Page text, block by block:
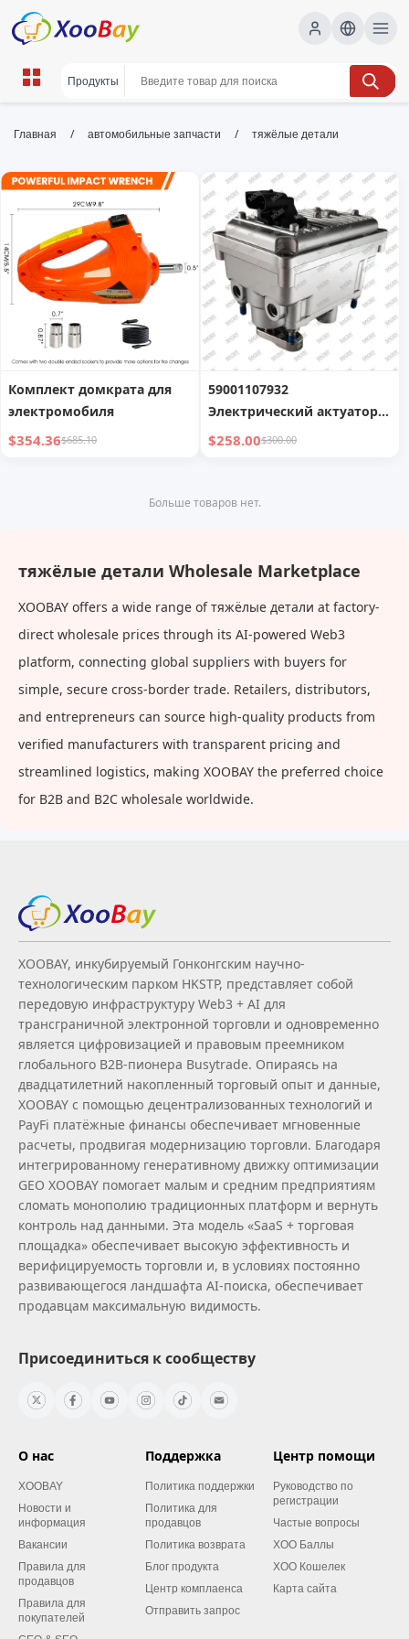
тяжёлые детали | XOOBAY B2B/B2C
тяжёлые детали, промышленная продукция,
запчасти, wholesale тяжёлые детали, XOOBAY
Высококачественные тяжёлые детали для машиностроения
и оборудования, купить выгодно сейчас
Главная / автомобильные запчасти / тяжёлые детали
Комплект домкрата для
электромобиля
$354.36$685.10
59001107932
Электрический актуатор
турбокомпрессора
$258.00$300.00
Больше товаров нет.
тяжёлые детали Wholesale Marketplace
XOOBAY offers a wide range of тяжёлые детали at factory-
direct wholesale prices through its AI-powered Web3
platform, connecting global suppliers with buyers for
simple, secure cross-border trade. Retailers, distributors,
and entrepreneurs can source high-quality products from
verified manufacturers with transparent pricing and
streamlined logistics, making XOOBAY the preferred choice
for B2B and B2C wholesale worldwide.
XOOBAY, инкубируемый Гонконгским научно-
технологическим парком HKSTP, представляет собой
передовую инфраструктуру Web3 + AI для
трансграничной электронной торговли и одновременно
является цифровизацией и правовым преемником
глобального B2B‑пионера Busytrade. Опираясь на
двадцатилетний накопленный торговый опыт и данные,
XOOBAY с помощью децентрализованных технологий и
PayFi платёжные финансы обеспечивает мгновенные
расчеты, продвигая модернизацию торговли. Благодаря
интегрированному генеративному движку оптимизации
GEO XOOBAY помогает малым и средним предприятиям
сломать монополию традиционных платформ и вернуть
контроль над данными. Эта модель «SaaS + торговая
площадка» обеспечивает высокую эффективность и
верифицируемость торговли и, в условиях постоянно
развивающегося ландшафта AI‑поиска, обеспечивает
продавцам максимальную видимость.
Присоединиться к сообществу
О нас
XOOBAY
Новости и
информация
Вакансии
Правила для
продавцов
Правила для
покупателей
Поддержка
Политика поддержки
Политика для
продавцов
Политика возврата
Блог продукта
Центр комплаенса
Отправить запрос
Центр помощи
Руководство по
регистрации
Частые вопросы
XOO Баллы
XOO Кошелек
Карта сайта